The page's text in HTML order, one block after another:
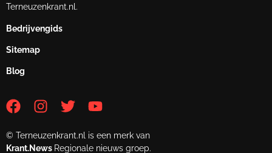
Terneuzenkrant.nl.
Bedrijvengids
Sitemap
Blog
© Terneuzenkrant.nl is een merk van
Krant.News Regionale nieuws groep.